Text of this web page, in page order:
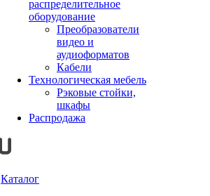
распределительное
оборудование
Преобразователи
видео и
аудиоформатов
Кабели
Технологическая мебель
Рэковые стойки,
шкафы
Распродажа
Каталог